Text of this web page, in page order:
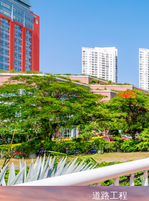
道路工程